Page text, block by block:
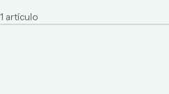
1 artículo